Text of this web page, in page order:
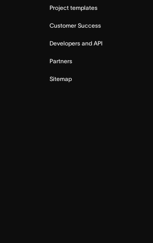
Project templates
Customer Success
Developers and API
Partners
Sitemap